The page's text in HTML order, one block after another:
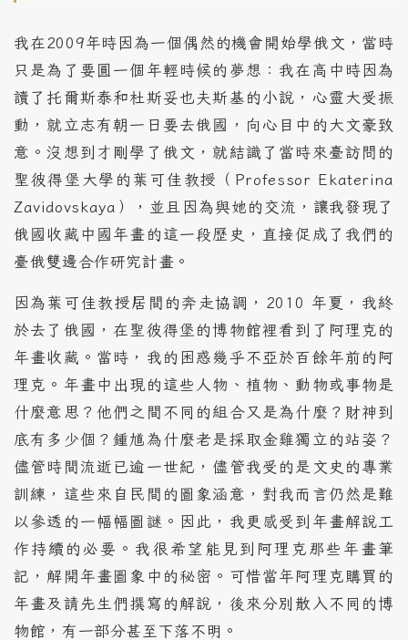
我在2009年時因為一個偶然的機會開始學俄文，當時
只是為了要圓一個年輕時候的夢想：我在高中時因為
讀了托爾斯泰和杜斯妥也夫斯基的小說，心靈大受振
動，就立志有朝一日要去俄國，向心目中的大文豪致
意。沒想到才剛學了俄文，就結識了當時來臺訪問的
聖彼得堡大學的葉可佳教授（Professor Ekaterina
Zavidovskaya），並且因為與她的交流，讓我發現了
俄國收藏中國年畫的這一段歷史，直接促成了我們的
臺俄雙邊合作研究計畫。
因為葉可佳教授居間的奔走協調，2010 年夏，我終
於去了俄國，在聖彼得堡的博物館裡看到了阿理克的
年畫收藏。當時，我的困惑幾乎不亞於百餘年前的阿
理克。年畫中出現的這些人物、植物、動物或事物是
什麼意思？他們之間不同的組合又是為什麼？財神到
底有多少個？鍾馗為什麼老是採取金雞獨立的站姿？
儘管時間流逝已逾一世紀，儘管我受的是文史的專業
訓練，這些來自民間的圖象涵意，對我而言仍然是難
以參透的一幅幅圖謎。因此，我更感受到年畫解說工
作持續的必要。我很希望能見到阿理克那些年畫筆
記，解開年畫圖象中的秘密。可惜當年阿理克購買的
年畫及請先生們撰寫的解說，後來分別散入不同的博
物館，有一部分甚至下落不明。